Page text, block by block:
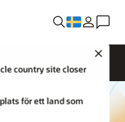
country site closer
för ett land som
support